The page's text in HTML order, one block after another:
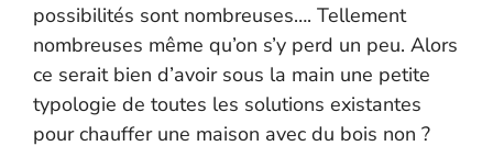
possibilités sont nombreuses…. Tellement
nombreuses même qu’on s’y perd un peu. Alors
ce serait bien d’avoir sous la main une petite
typologie de toutes les solutions existantes
pour chauffer une maison avec du bois non ?